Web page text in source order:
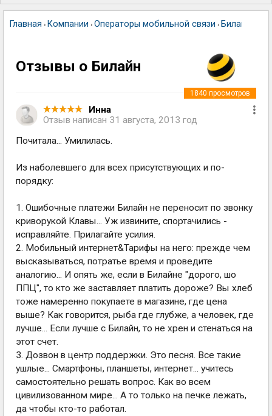
Главная › Компании › Операторы мобильной связи › Билайн
Отзывы о Билайн
Инна
Отзыв написан 31 августа, 2013 год
1840 просмотров
Почитала... Умилилась.
Из наболевшего для всех присутствующих и по-
порядку:
1. Ошибочные платежи Билайн не переносит по звонку
криворукой Клавы... Уж извините, спортачились -
исправляйте. Прилагайте усилия.
2. Мобильный интернет&Тарифы на него: прежде чем
высказываться, потратье время и проведите
аналогию... И опять же, если в Билайне "дорого, шо
ППЦ", то кто же заставляет платить дороже? Вы хлеб
тоже намеренно покупаете в магазине, где цена
выше? Как говорится, рыба где глубже, а человек, где
лучше... Если лучше с Билайн, то не хрен и стенаться на
этот счет.
3. Дозвон в центр поддержки. Это песня. Все такие
ушлые... Смартфоны, планшеты, интернет... учитесь
самостоятельно решать вопрос. Как во всем
цивилизованном мире... А то только на печке лежать,
да чтобы кто-то работал.